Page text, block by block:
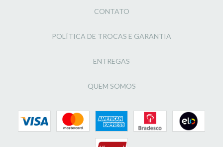
CONTATO
POLÍTICA DE TROCAS E GARANTIA
ENTREGAS
QUEM SOMOS